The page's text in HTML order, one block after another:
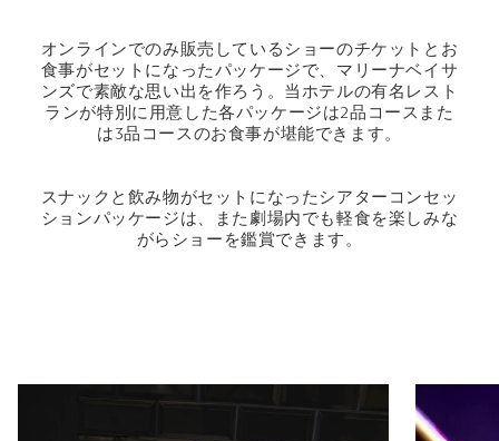
オンラインでのみ販売しているショーのチケットとお
食事がセットになったパッケージで、マリーナベイサ
ンズで素敵な思い出を作ろう。当ホテルの有名レスト
ランが特別に用意した各パッケージは2品コースまた
は3品コースのお食事が堪能できます。
スナックと飲み物がセットになったシアターコンセッ
ションパッケージは、また劇場内でも軽食を楽しみな
がらショーを鑑賞できます。